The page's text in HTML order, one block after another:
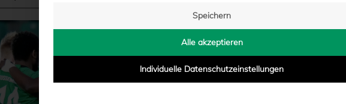
Speichern
Alle akzeptieren
Individuelle Datenschutzeinstellungen